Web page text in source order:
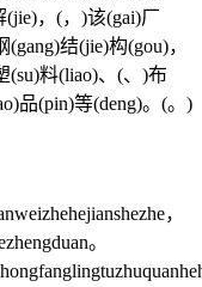
(jie)，(，)该(gai)厂
结(jie)构(gou)，
(su)料(liao)、(、)布
品(pin)等(deng)。(。)
，
。